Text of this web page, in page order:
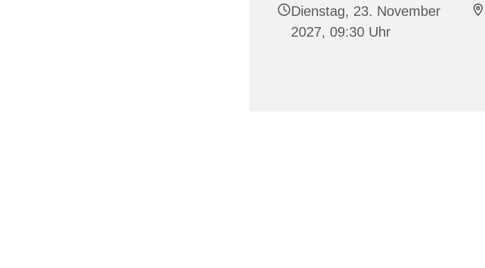
Dienstag, 23. November
2027, 09:30 Uhr